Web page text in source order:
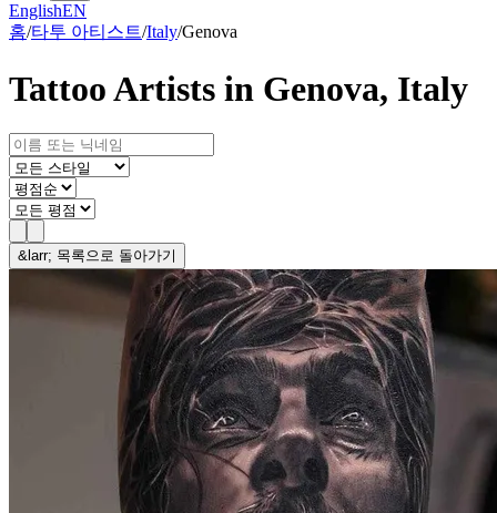
EnglishEN
홈/타투 아티스트/Italy/Genova
Tattoo Artists in Genova, Italy
&larr; 목록으로 돌아가기